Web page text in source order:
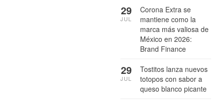
Corona Extra se
mantiene como la
marca más valiosa de
México en 2026:
Brand Finance
29
JUL
Tostitos lanza nuevos
totopos con sabor a
queso blanco picante
29
JUL